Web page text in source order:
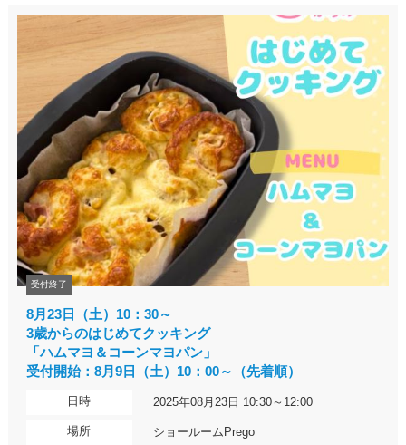
受付終了
8月23日（土）10：30～
3歳からのはじめてクッキング
「ハムマヨ＆コーンマヨパン」
受付開始：8月9日（土）10：00～（先着順）
日時 2025年08月23日 10:30～12:00
場所 ショールームPrego